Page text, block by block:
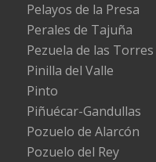
Pelayos de la Presa
Perales de Tajuña
Pezuela de las Torres
Pinilla del Valle
Pinto
Piñuécar-Gandullas
Pozuelo de Alarcón
Pozuelo del Rey